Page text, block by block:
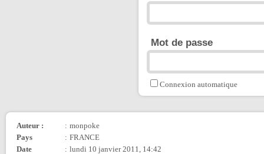
Mot de passe
Connexion automatique
Auteur : : monpoke
Pays
: FRANCE
Date
: lundi 10 janvier 2011, 14:42